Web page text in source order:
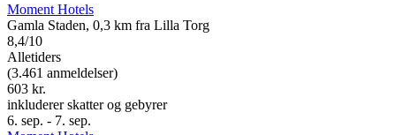
Moment Hotels
Gamla Staden, 0,3 km fra Lilla Torg
8,4/10
Alletiders
(3.461 anmeldelser)
603 kr.
inkluderer skatter og gebyrer
6. sep. - 7. sep.